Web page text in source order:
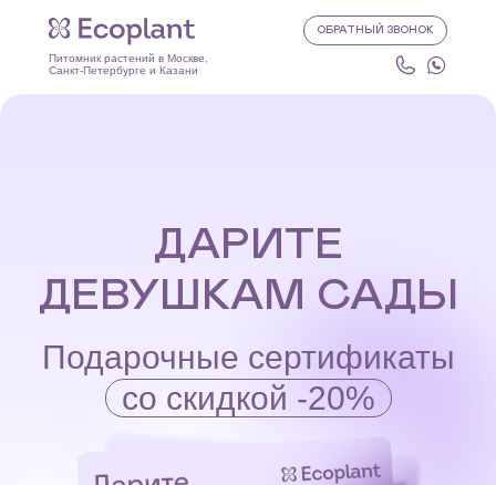
ОБРАТНЫЙ ЗВОНОК
Питомник растений в Москве,
Санкт-Петербурге и Казани
Подарочные сертификаты
со скидкой -20%
ДАРИТЕ
ДЕВУШКАМ САДЫ